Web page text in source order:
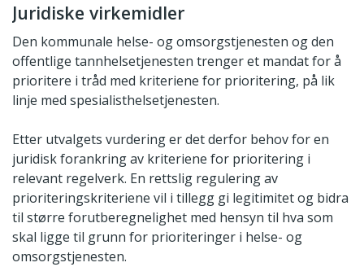
Juridiske virkemidler
Den kommunale helse- og omsorgstjenesten og den
offentlige tannhelsetjenesten trenger et mandat for å
prioritere i tråd med kriteriene for prioritering, på lik
linje med spesialisthelsetjenesten.
Etter utvalgets vurdering er det derfor behov for en
juridisk forankring av kriteriene for prioritering i
relevant regelverk. En rettslig regulering av
prioriteringskriteriene vil i tillegg gi legitimitet og bidra
til større forutberegnelighet med hensyn til hva som
skal ligge til grunn for prioriteringer i helse- og
omsorgstjenesten.